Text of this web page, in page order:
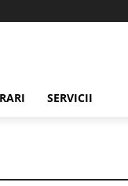
SERVICII